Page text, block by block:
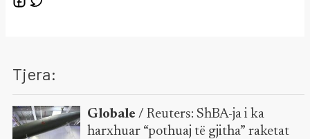
Tjera:
Globale / Reuters: ShBA-ja i ka
harxhuar “pothuaj të gjitha” raketat